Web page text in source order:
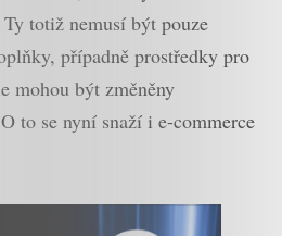
totiž nemusí být pouze
případně prostředky pro
mohou být změněny
to se nyní snaží i e-commerce